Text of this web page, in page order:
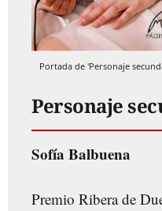
Portada de 'Personaje
Personaje
Sofía Balbuena
Premio Ribera de